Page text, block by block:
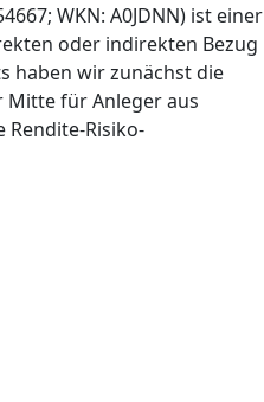
WKN: A0JDNN) ist einer
oder indirekten Bezug
haben wir zunächst die
Mitte für Anleger aus
Risiko-